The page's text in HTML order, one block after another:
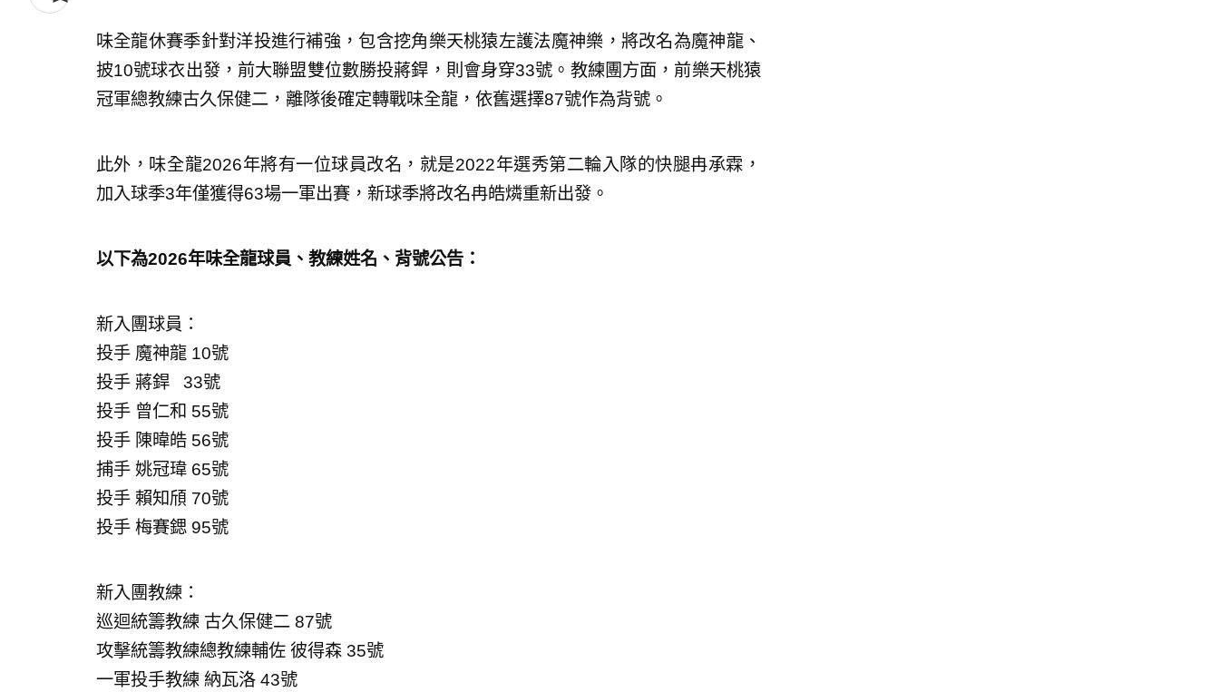
味全龍休賽季針對洋投進行補強，包含挖角樂天桃猿左護法魔神樂，將改名為魔神龍、
披10號球衣出發，前大聯盟雙位數勝投蔣銲，則會身穿33號。教練團方面，前樂天桃猿
冠軍總教練古久保健二，離隊後確定轉戰味全龍，依舊選擇87號作為背號。
此外，味全龍2026年將有一位球員改名，就是2022年選秀第二輪入隊的快腿冉承霖，
加入球季3年僅獲得63場一軍出賽，新球季將改名冉皓燐重新出發。
以下為2026年味全龍球員、教練姓名、背號公告：
新入團球員：
投手 魔神龍 10號
投手 蔣銲 33號
投手 曾仁和 55號
投手 陳暐皓 56號
捕手 姚冠瑋 65號
投手 賴知頎 70號
投手 梅賽鍶 95號
新入團教練：
巡迴統籌教練 古久保健二 87號
攻擊統籌教練總教練輔佐 彼得森 35號
一軍投手教練 納瓦洛 43號